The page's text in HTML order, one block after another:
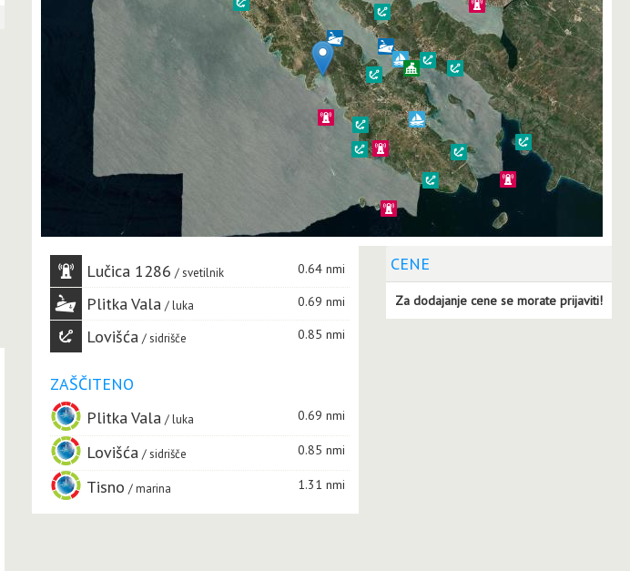
Lučica 1286 svetilnik 0.64 nmi
Plitka Vala luka 0.69 nmi
Lovišća sidrišče 0.85 nmi
ZAŠČITENO
Plitka Vala
luka 0.69 nmi
Lovišća sidrišče 0.85 nmi
Tisno marina 1.31 nmi
CENE
Za dodajanje cene se morate prijaviti!